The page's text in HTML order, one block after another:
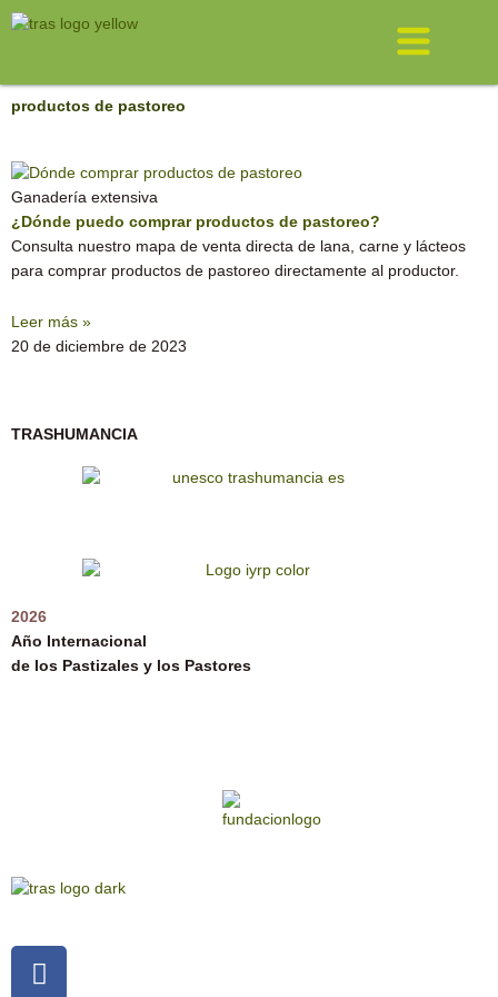
productos de pastoreo
Ganadería extensiva
¿Dónde puedo comprar productos de pastoreo?
Consulta nuestro mapa de venta directa de lana, carne y lácteos
para comprar productos de pastoreo directamente al productor.
Leer más »
20 de diciembre de 2023
TRASHUMANCIA
2026
Año Internacional
de los Pastizales y los Pastores
Facebook-
f
Instagram
Youtube